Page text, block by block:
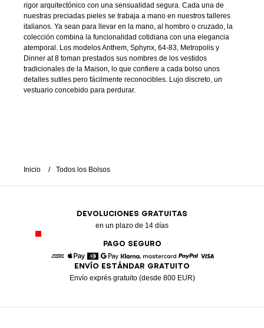
rigor arquitectónico con una sensualidad segura. Cada una de
nuestras preciadas pieles se trabaja a mano en nuestros talleres
italianos. Ya sean para llevar en la mano, al hombro o cruzado, la
colección combina la funcionalidad cotidiana con una elegancia
atemporal. Los modelos Anthem, Sphynx, 64-83, Metropolis y
Dinner at 8 toman prestados sus nombres de los vestidos
tradicionales de la Maison, lo que confiere a cada bolso unos
detalles sutiles pero fácilmente reconocibles. Lujo discreto, un
vestuario concebido para perdurar.
Inicio Todos los Bolsos
DEVOLUCIONES GRATUITAS
en un plazo de 14 días
PAGO SEGURO
American Express
Apple Pay
DinersGoogle Pay
Klarna MastercardPaypal
ENVÍO ESTÁNDAR GRATUITO
Envío exprés gratuito (desde 800 EUR)